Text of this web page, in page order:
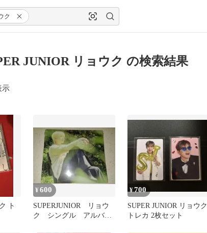
ク
JUNIOR リョウク の検索結果
示
ト
¥600
SUPERJUNIOR リョウ
ク シングル アルバ
¥700
SUPER JUNIOR リョウク
トレカ 2枚セット